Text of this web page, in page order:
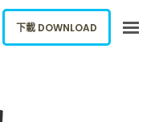
下載 DOWNLOAD